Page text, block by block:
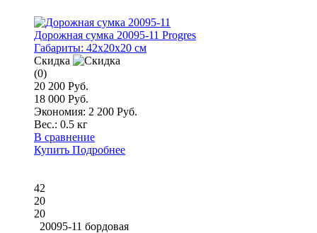
Дорожная сумка 20095-11 Progres
Габариты: 42x20x20 см
Скидка
(0)
20 200 Руб.
18 000 Руб.
Экономия: 2 200 Руб.
Вес.: 0.5 кг
В сравнение
Купить Подробнее
42
20
20
20095-11 бордовая